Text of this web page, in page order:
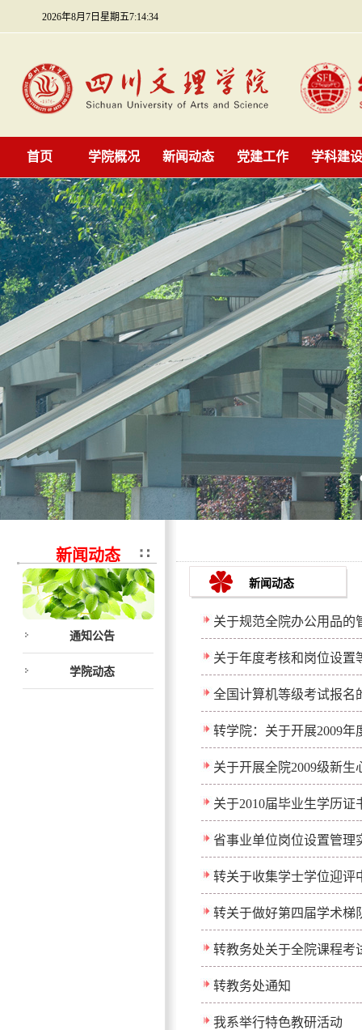
2026年8月7日星期五7:14:34
首页 学院概况 新闻动态 党建工作 学科建设
新闻动态
通知公告
学院动态
新闻动态
关于规范全院办公用品的
关于年度考核和岗位设置
全国计算机等级考试报名
转学院：关于开展2009
关于开展全院2009级新
关于2010届毕业生学历
省事业单位岗位设置管理
转关于收集学士学位迎评
转关于做好第四届学术梯
转教务处关于全院课程考
转教务处通知
我系举行特色教研活动